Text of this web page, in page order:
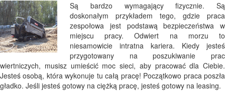
Są bardzo wymagający fizycznie. Są
doskonałym przykładem tego, gdzie praca
zespołowa jest podstawą bezpieczeństwa w
miejscu pracy. Odwiert na morzu to
niesamowicie intratna kariera. Kiedy jesteś
przygotowany na poszukiwanie prac
wiertniczych, musisz umieścić moc sieci, aby pracować dla Ciebie.
Jesteś osobą, która wykonuje tu całą pracę! Początkowo praca poszła
gładko. Jeśli jesteś gotowy na ciężką pracę, jesteś gotowy na leasing.